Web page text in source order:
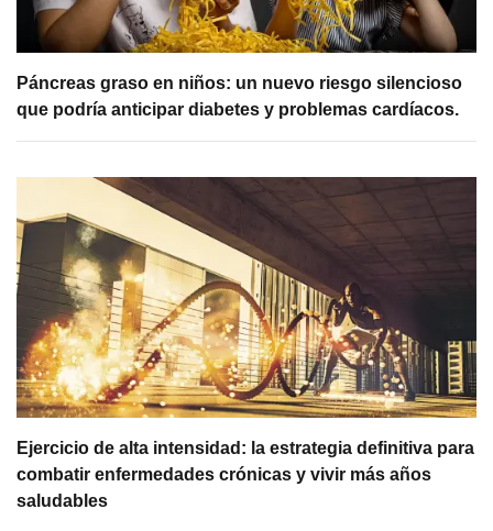
Páncreas graso en niños: un nuevo riesgo silencioso
que podría anticipar diabetes y problemas cardíacos.
Ejercicio de alta intensidad: la estrategia definitiva para
combatir enfermedades crónicas y vivir más años
saludables